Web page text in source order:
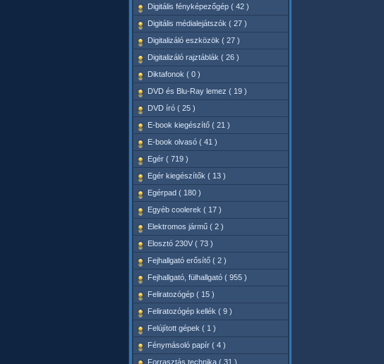
Digitális fényképezőgép ( 42 )
Digitális médialejátszók ( 27 )
Digitalizáló eszközök ( 27 )
Digitalizáló rajztáblák ( 26 )
Diktafonok ( 0 )
DVD és Blu-Ray lemez ( 19 )
DVD író ( 25 )
E-book kiegészítő ( 21 )
E-book olvasó ( 41 )
Egér ( 719 )
Egér kiegészítők ( 13 )
Egérpad ( 180 )
Egyéb coolerek ( 17 )
Elektromos jármű ( 2 )
Elosztó 230V ( 73 )
Fejhallgató erősítő ( 2 )
Fejhallgató, fülhallgató ( 955 )
Feliratozógép ( 15 )
Feliratozógép kellék ( 9 )
Felújított gépek ( 1 )
Fénymásoló papír ( 4 )
Forrasztás technika ( 31 )